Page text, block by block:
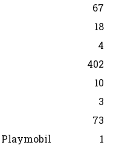
67
18
4
402
10
3
73
Playmobil
1